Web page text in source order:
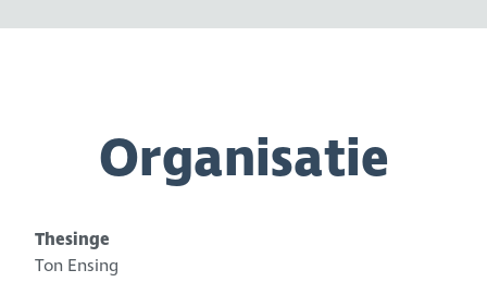
Organisatie
Thesinge
Ton Ensing